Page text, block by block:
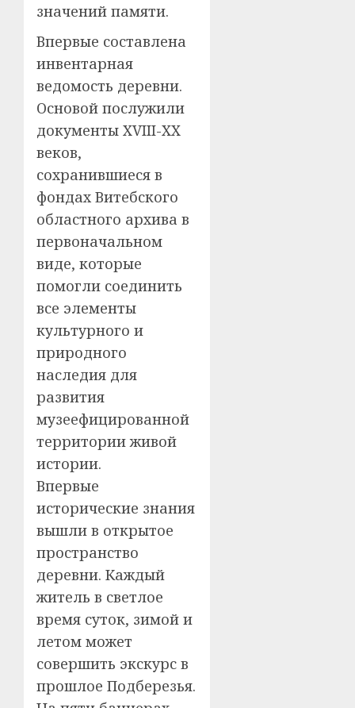
значений памяти.
Впервые составлена
инвентарная
ведомость деревни.
Основой послужили
документы XVIII-XX
веков,
сохранившиеся в
фондах Витебского
областного архива в
первоначальном
виде, которые
помогли соединить
все элементы
культурного и
природного
наследия для
развития
музеефицированной
территории живой
истории.
Впервые
исторические знания
вышли в открытое
пространство
деревни. Каждый
житель в светлое
время суток, зимой и
летом может
совершить экскурс в
прошлое Подберезья.